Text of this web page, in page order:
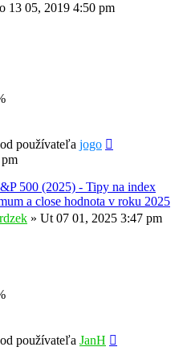
13 05, 2019 4:50 pm
od používateľa jogo
500 (2025) - Tipy na index
a close hodnota v roku 2025
» Ut 07 01, 2025 3:47 pm
od používateľa JanH